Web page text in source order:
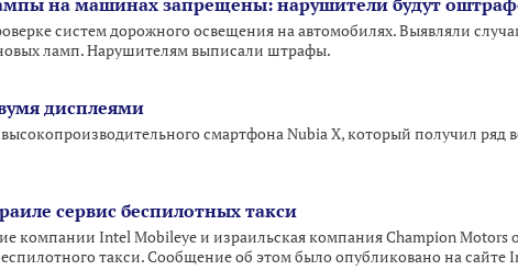
на машинах запрещены: нарушители будут
систем дорожного освещения на автомобилях. Выявляли
ламп. Нарушителям выписали штрафы.
дисплеями
смартфона Nubia X, который получил ряд
сервис беспилотных такси
компании Intel Mobileye и израильская компания Champion Motors
такси. Сообщение об этом было опубликовано на сайте